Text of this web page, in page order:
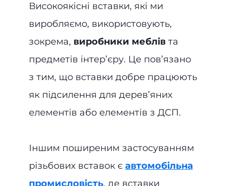
Високоякісні вставки, які ми
виробляємо, використовують,
зокрема, виробники меблівта
предметів інтер’єру. Це пов’язано
з тим, що вставки добре працюють
як підсилення для дерев’яних
елементів або елементів з ДСП.
Іншим поширеним застосуванням
різьбових вставок є автомобільна
промисловість, де вставки